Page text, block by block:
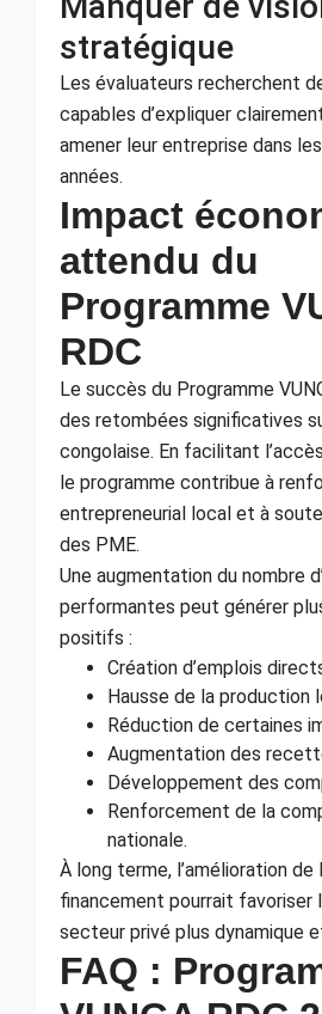
stratégique
Les évaluateurs recherchent
capables d’expliquer
amener leur entreprise dans
années.
Impact
attendu du
Programme
RDC
Le succès du Programme
des retombées significatives
congolaise. En facilitant
le programme contribue à
entrepreneurial local et à
des PME.
Une augmentation du nombre
performantes peut générer
positifs :
Création d’emplois
Hausse de la production
Réduction de certaines
Augmentation des
Développement des
Renforcement de la
nationale.
À long terme, l’amélioration de
financement pourrait favoriser
secteur privé plus dynamique
FAQ :